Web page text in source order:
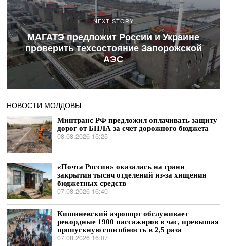
NEXT STORY
МАГАТЭ предложит России и Украине
проверить техсостояние Запорожской
АЭС
НОВОСТИ МОЛДОВЫ
Минтранс РФ предложил оплачивать защиту
дорог от БПЛА за счет дорожного бюджета
08.08.2026 15:25
«Почта России» оказалась на грани
закрытия тысяч отделений из-за хищения
бюджетных средств
07.08.2026 16:40
Кишиневский аэропорт обслуживает
рекордные 1900 пассажиров в час, превышая
пропускную способность в 2,5 раза
07.08.2026 16:07